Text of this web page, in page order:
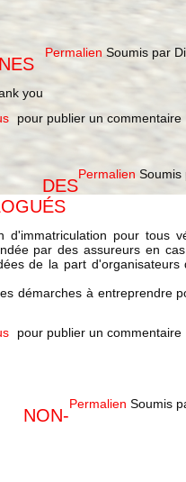
Permalien Soumis par
you
pour publier un commentaire
Permalien
DES
pour tous
par des assureurs en
de la part
démarches à entreprendre
pour publier un commentaire
Permalien Soumis